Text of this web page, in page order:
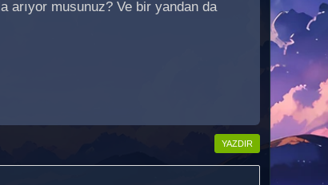
arıyor musunuz? Ve bir yandan da
YAZDIR